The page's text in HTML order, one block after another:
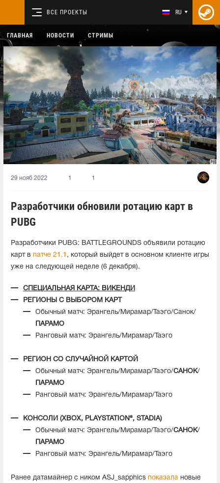
ВСЕ ПРОЕКТЫ RU
ГЛАВНАЯ НОВОСТИ СТРИМЫ
29 нояб 2022 1 1
Разработчики обновили ротацию карт в
PUBG
Разработчики PUBG: BATTLEGROUNDS объявили ротацию
карт в патче 21.1 , который выйдет в основном клиенте игры
уже на следующей неделе (6 декабря).
СПЕЦИАЛЬНАЯ КАРТА: ВИКЕНДИ
РЕГИОНЫ С ВЫБОРОМ КАРТ
Обычный матч: Эрангель/Мирамар/Таэго/Санок/
ПАРАМО
Ранговый матч: Эрангель/Мирамар/Таэго
РЕГИОН СО СЛУЧАЙНОЙ КАРТОЙ
Обычный матч: Эрангель/Мирамар/Таэго/САНОК/
ПАРАМО
Ранговый матч: Эрангель/Мирамар/Таэго
КОНСОЛИ (XBOX, PLAYSTATION®, STADIA)
Обычный матч: Эрангель/Мирамар/Таэго/САНОК/
ПАРАМО
Ранговый матч: Эрангель/Мирамар/Таэго
Ранее датамайнер с ником ASJ_sapphics показала новые